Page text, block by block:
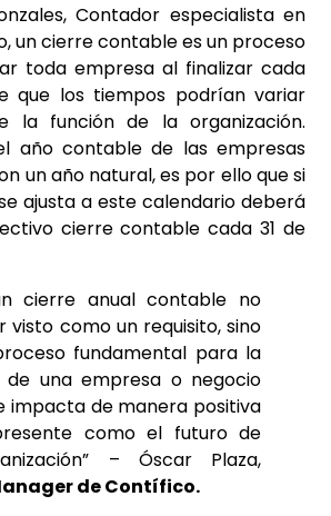
Contador especialista en
un cierre contable es un proceso
toda empresa al finalizar cada
que los tiempos podrían variar
la función de la organización.
año contable de las empresas
un año natural, es por ello que si
ajusta a este calendario deberá
cierre contable cada 31 de
cierre anual contable no
visto como un requisito, sino
fundamental para la
de una empresa o negocio
impacta de manera positiva
como el futuro de
– Óscar Plaza,
de Contífico.